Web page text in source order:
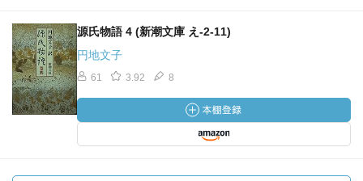
源氏物語 4 (新潮文庫 え-2-11)
円地文子
61 3.92 8